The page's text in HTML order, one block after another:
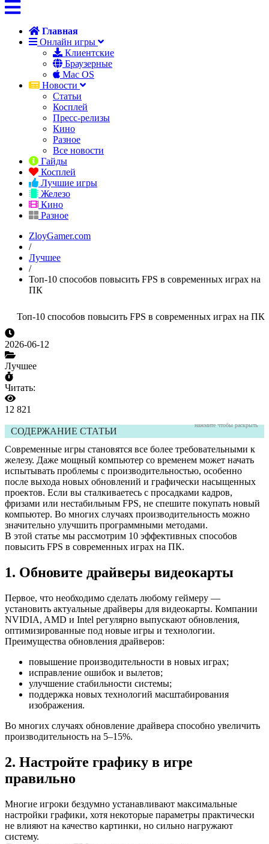
Главная
Онлайн игры
Клиентские
Браузерные
Mac OS
Новости
Статьи
Косплей
Пресс-релизы
Кино
Разное
Все новости
Гайды
Косплей
Лучшие игры
Железо
Кино
Разное
ZloyGamer.com
/
Лучшее
/
Топ-10 способов повысить FPS в современных играх на
ПК
Топ-10 способов повысить FPS в современных играх на ПК
2026-06-12
Лучшее
Читать:
12 821
СОДЕРЖАНИЕ СТАТЬИ
нажмите чтобы раскрыть
Современные игры становятся все более требовательными к
железу. Даже мощный компьютер со временем может начать
испытывать проблемы с производительностью, особенно
после выхода новых обновлений и графически насыщенных
проектов. Если вы сталкиваетесь с просадками кадров,
фризами или нестабильным FPS, не спешите покупать новый
компьютер. Во многих случаях производительность можно
значительно улучшить программными методами.
В этой статье мы рассмотрим 10 эффективных способов
повысить FPS в современных играх на ПК.
1. Обновите драйверы видеокарты
Первое, что необходимо сделать любому геймеру —
установить актуальные драйверы для видеокарты. Компании
NVIDIA, AMD и Intel регулярно выпускают обновления,
оптимизированные под новые игры и технологии.
Преимущества обновления драйверов:
повышение производительности в новых играх;
исправление ошибок и вылетов;
улучшение стабильности системы;
поддержка новых технологий масштабирования
изображения.
Во многих случаях обновление драйвера способно увеличить
производительность на 5–15%.
2. Настройте графику в игре
правильно
Многие игроки бездумно устанавливают максимальные
настройки графики, хотя некоторые параметры практически
не влияют на качество картинки, но сильно нагружают
систему.